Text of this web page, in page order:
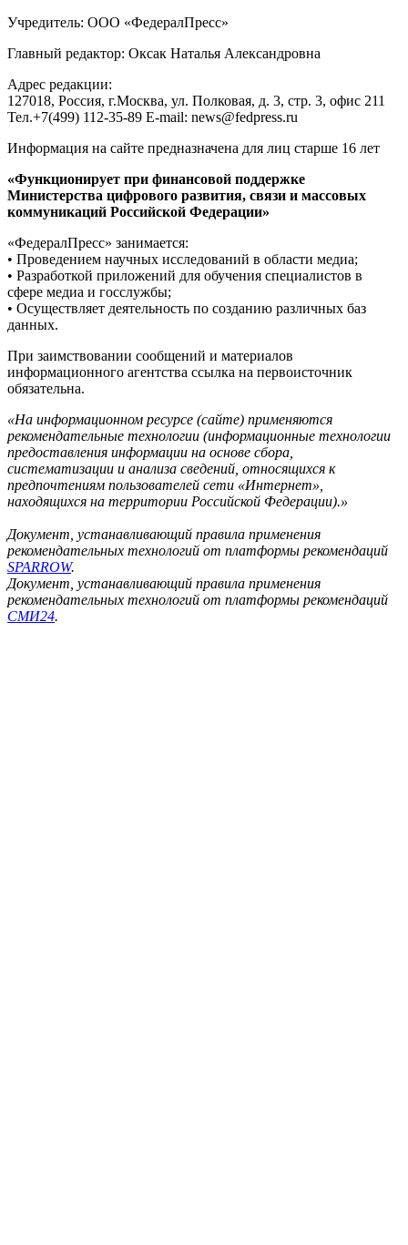
Учредитель: ООО «ФедералПресс»
Главный редактор: Оксак Наталья Александровна
Адрес редакции:
127018, Россия, г.Москва, ул. Полковая, д. 3, стр. 3, офис 211
Тел.+7(499) 112-35-89 E-mail: news@fedpress.ru
Информация на сайте предназначена для лиц старше 16 лет
«Функционирует при финансовой поддержке
Министерства цифрового развития, связи и массовых
коммуникаций Российской Федерации»
«ФедералПресс» занимается:
• Проведением научных исследований в области медиа;
• Разработкой приложений для обучения специалистов в
сфере медиа и госслужбы;
• Осуществляет деятельность по созданию различных баз
данных.
При заимствовании сообщений и материалов
информационного агентства ссылка на первоисточник
обязательна.
«На информационном ресурсе (сайте) применяются
рекомендательные технологии (информационные технологии
предоставления информации на основе сбора,
систематизации и анализа сведений, относящихся к
предпочтениям пользователей сети «Интернет»,
находящихся на территории Российской Федерации).»
Документ, устанавливающий правила применения
рекомендательных технологий от платформы рекомендаций
SPARROW.
Документ, устанавливающий правила применения
рекомендательных технологий от платформы рекомендаций
СМИ24.